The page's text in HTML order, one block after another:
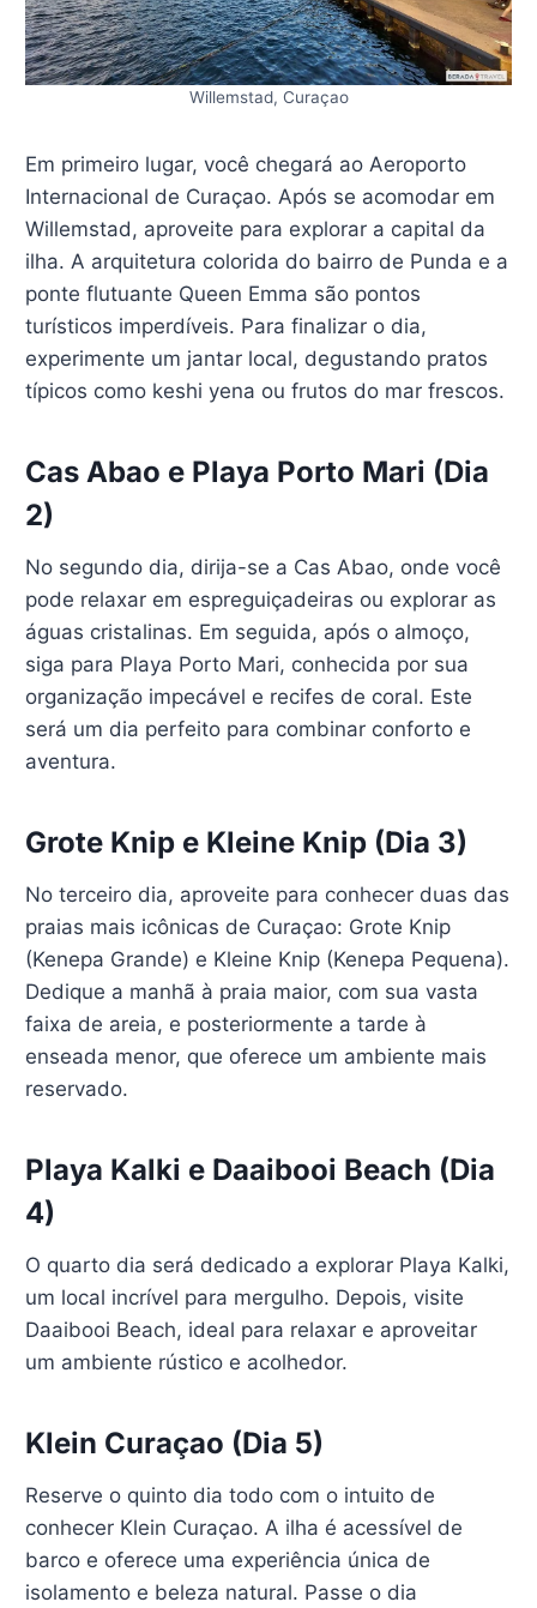
Willemstad, Curaçao
Em primeiro lugar, você chegará ao Aeroporto
Internacional de Curaçao. Após se acomodar em
Willemstad, aproveite para explorar a capital da
ilha. A arquitetura colorida do bairro de Punda e a
ponte flutuante Queen Emma são pontos
turísticos imperdíveis. Para finalizar o dia,
experimente um jantar local, degustando pratos
típicos como keshi yena ou frutos do mar frescos.
Cas Abao e Playa Porto Mari (Dia
2)
No segundo dia, dirija-se a Cas Abao, onde você
pode relaxar em espreguiçadeiras ou explorar as
águas cristalinas. Em seguida, após o almoço,
siga para Playa Porto Mari, conhecida por sua
organização impecável e recifes de coral. Este
será um dia perfeito para combinar conforto e
aventura.
Grote Knip e Kleine Knip (Dia 3)
No terceiro dia, aproveite para conhecer duas das
praias mais icônicas de Curaçao: Grote Knip
(Kenepa Grande) e Kleine Knip (Kenepa Pequena).
Dedique a manhã à praia maior, com sua vasta
faixa de areia, e posteriormente a tarde à
enseada menor, que oferece um ambiente mais
reservado.
Playa Kalki e Daaibooi Beach (Dia
4)
O quarto dia será dedicado a explorar Playa Kalki,
um local incrível para mergulho. Depois, visite
Daaibooi Beach, ideal para relaxar e aproveitar
um ambiente rústico e acolhedor.
Klein Curaçao (Dia 5)
Reserve o quinto dia todo com o intuito de
conhecer Klein Curaçao. A ilha é acessível de
barco e oferece uma experiência única de
isolamento e beleza natural. Passe o dia